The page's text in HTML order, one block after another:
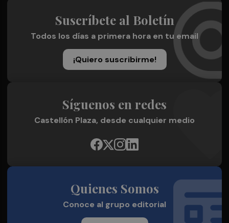
Suscríbete al Boletín
Todos los días a primera hora en tu email
¡Quiero suscribirme!
Síguenos en redes
Castellón Plaza, desde cualquier medio
Quienes Somos
Conoce al grupo editorial